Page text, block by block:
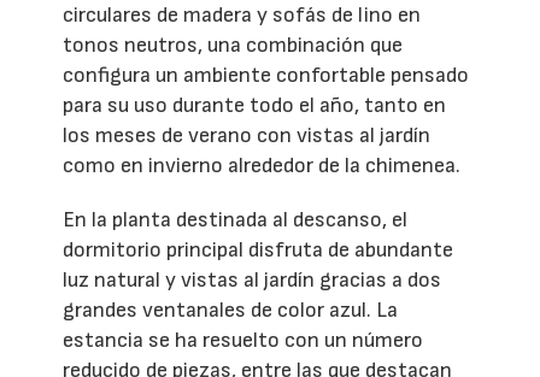
circulares de madera y sofás de lino en
tonos neutros, una combinación que
configura un ambiente confortable pensado
para su uso durante todo el año, tanto en
los meses de verano con vistas al jardín
como en invierno alrededor de la chimenea.
En la planta destinada al descanso, el
dormitorio principal disfruta de abundante
luz natural y vistas al jardín gracias a dos
grandes ventanales de color azul. La
estancia se ha resuelto con un número
reducido de piezas, entre las que destacan